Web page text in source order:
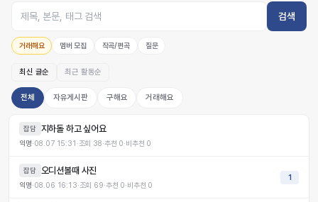
검색
거래해요 멤버 모집 작곡/편곡 질문
최신 글순 최근 활동순
전체 자유게시판 구해요 거래해요
잡담 지하돌 하고 싶어요
익명·08.07 15:31 ·조회 38·추천 0·비추천 0
잡담 오디션볼때 사진
익명·08.06 16:13·조회 69·추천 0·비추천 0
1